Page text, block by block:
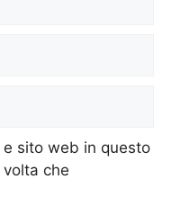
sito web in questo
che